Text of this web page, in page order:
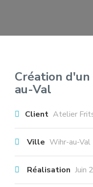
Création
au-Val
Client Atelier
Ville Wihr-au-Val
Réalisation Juin